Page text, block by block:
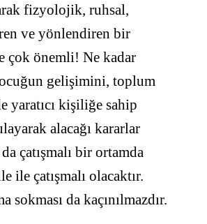
fizyolojik, ruhsal,
ve yönlendiren bir
çok önemli! Ne kadar
gelişimini, toplum
yaratıcı kişiliğe sahip
alacağı kararlar
çatışmalı bir ortamda
çatışmalı olacaktır.
da kaçınılmazdır.